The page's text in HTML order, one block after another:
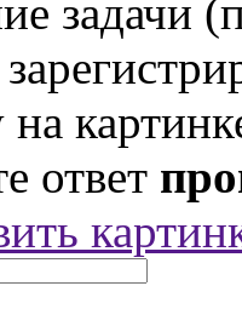
задачи
на
ответ